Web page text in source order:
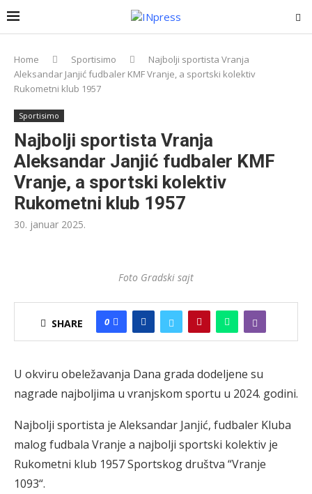
Home Sportisimo
Najbolji sportista Vranja
Aleksandar Janjić fudbaler KMF Vranje, a sportski kolektiv
Rukometni klub 1957
Sportisimo
Najbolji sportista Vranja
Aleksandar Janjić fudbaler KMF
Vranje, a sportski kolektiv
Rukometni klub 1957
30. januar 2025.
Foto Gradski sajt
SHARE 0
U okviru obeležavanja Dana grada dodeljene su
nagrade najboljima u vranjskom sportu u 2024. godini.
Najbolji sportista je Aleksandar Janjić, fudbaler Kluba
malog fudbala Vranje a najbolji sportski kolektiv je
Rukometni klub 1957 Sportskog društva “Vranje
1093“.